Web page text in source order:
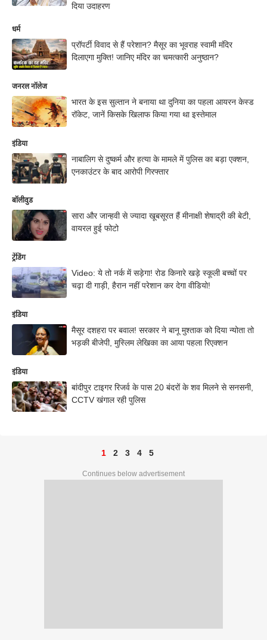
दिया उदाहरण
धर्म
प्रॉपर्टी विवाद से हैं परेशान? मैसूर का भूवराह स्वामी मंदिर
दिलाएगा मुक्ति! जानिए मंदिर का चमत्कारी अनुष्ठान?
जनरल नॉलेज
भारत के इस सुल्तान ने बनाया था दुनिया का पहला आयरन केस्ड
रॉकेट, जानें किसके खिलाफ किया गया था इस्तेमाल
इंडिया
नाबालिग से दुष्कर्म और हत्या के मामले में पुलिस का बड़ा एक्शन,
एनकाउंटर के बाद आरोपी गिरफ्तार
बॉलीवुड
सारा और जान्हवी से ज्यादा खूबसूरत हैं मीनाक्षी शेषाद्री की बेटी,
वायरल हुई फोटो
ट्रेंडिंग
Video: ये तो नर्क में सड़ेगा! रोड किनारे खड़े स्कूली बच्चों पर
चढ़ा दी गाड़ी, हैरान नहीं परेशान कर देगा वीडियो!
इंडिया
मैसूर दशहरा पर बवाल! सरकार ने बानू मुश्ताक को दिया न्योता तो
भड़की बीजेपी, मुस्लिम लेखिका का आया पहला रिएक्शन
इंडिया
बांदीपुर टाइगर रिजर्व के पास 20 बंदरों के शव मिलने से सनसनी,
CCTV खंगाल रही पुलिस
1 2 3 4 5
Continues below advertisement